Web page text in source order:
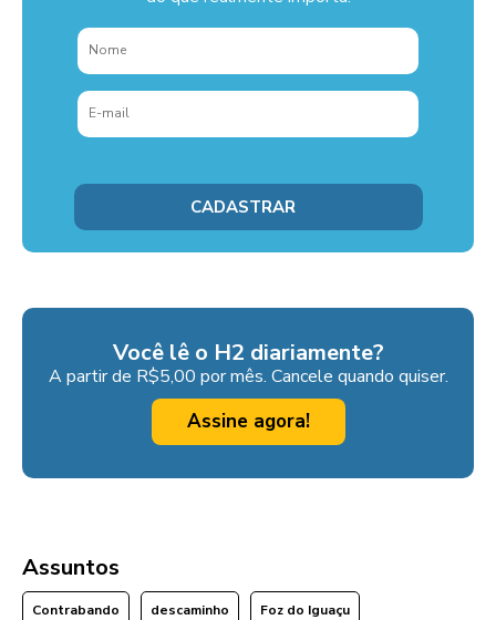
Você lê o H2 diariamente?
A partir de R$5,00 por mês. Cancele quando quiser.
Assine agora!
Assuntos
Contrabando descaminho Foz do Iguaçu